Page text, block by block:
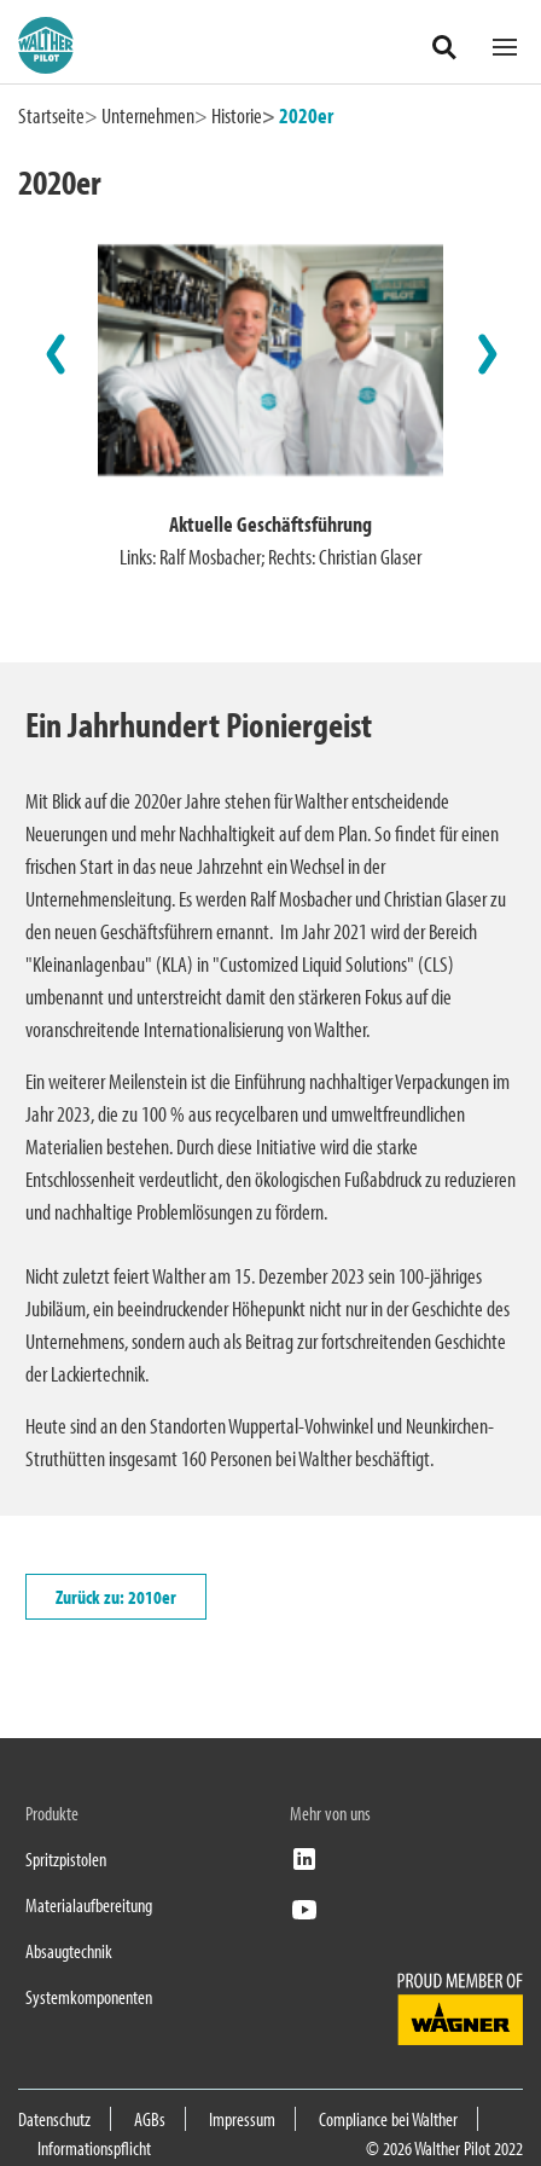
Zum Hauptinhalt springen
Deutschland
Startseite Unternehmen Historie 2020er
2020er
Aktuelle Geschäftsführung
Links: Ralf Mosbacher; Rechts: Christian Glaser
Ein Jahrhundert Pioniergeist
Mit Blick auf die 2020er Jahre stehen für Walther entscheidende
Neuerungen und mehr Nachhaltigkeit auf dem Plan. So findet für einen
frischen Start in das neue Jahrzehnt ein Wechsel in der
Unternehmensleitung. Es werden Ralf Mosbacher und Christian Glaser zu
den neuen Geschäftsführern ernannt. Im Jahr 2021 wird der Bereich
"Kleinanlagenbau" (KLA) in "Customized Liquid Solutions" (CLS)
umbenannt und unterstreicht damit den stärkeren Fokus auf die
voranschreitende Internationalisierung von Walther.
Ein weiterer Meilenstein ist die Einführung nachhaltiger Verpackungen im
Jahr 2023, die zu 100 % aus recycelbaren und umweltfreundlichen
Materialien bestehen. Durch diese Initiative wird die starke
Entschlossenheit verdeutlicht, den ökologischen Fußabdruck zu reduzieren
und nachhaltige Problemlösungen zu fördern.
Nicht zuletzt feiert Walther am 15. Dezember 2023 sein 100-jähriges
Jubiläum, ein beeindruckender Höhepunkt nicht nur in der Geschichte des
Unternehmens, sondern auch als Beitrag zur fortschreitenden Geschichte
der Lackiertechnik.
Heute sind an den Standorten Wuppertal-Vohwinkel und Neunkirchen-
Struthütten insgesamt 160 Personen bei Walther beschäftigt.
Zurück zu: 2010er
Produkte
Spritzpistolen
Materialaufbereitung
Absaugtechnik
Systemkomponenten
Mehr von uns
Datenschutz AGBs Impressum
Compliance bei Walther
Informationspflicht
© 2026 Walther Pilot 2022